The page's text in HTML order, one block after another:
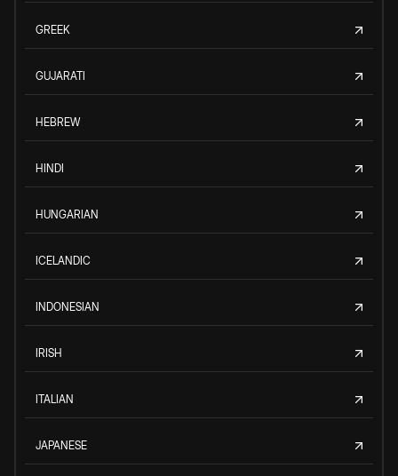
GREEK
GUJARATI
HEBREW
HINDI
HUNGARIAN
ICELANDIC
INDONESIAN
IRISH
ITALIAN
JAPANESE